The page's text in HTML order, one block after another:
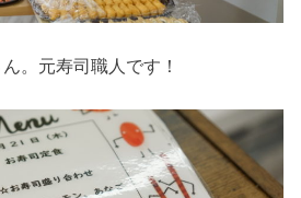
。元寿司職人です！